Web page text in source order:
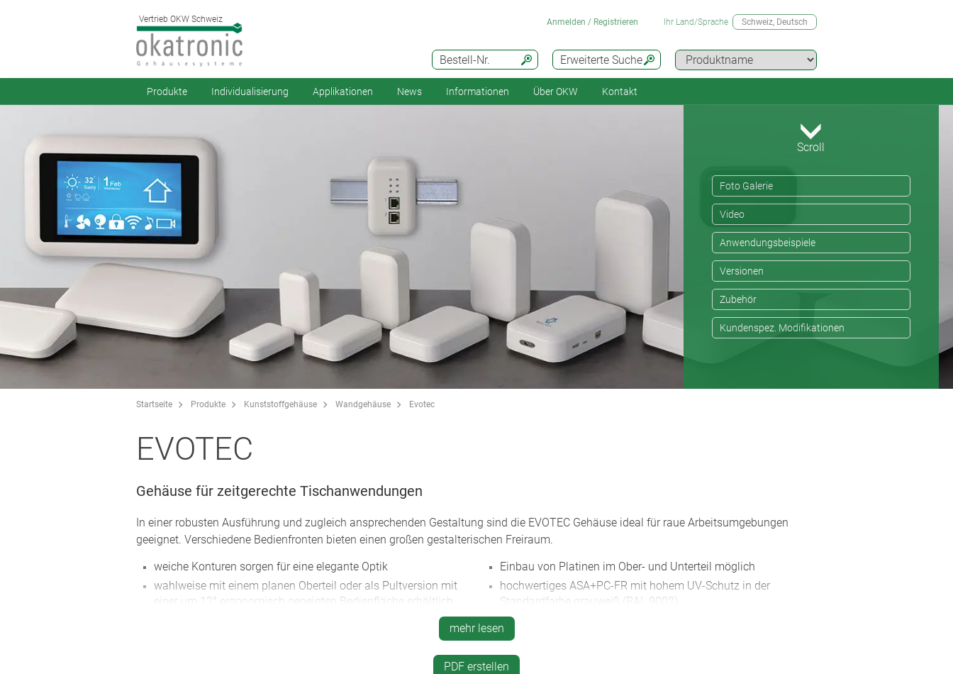
Vertrieb OKW Schweiz
Erweiterte Suche
Bestell-Nr.
Anmelden / Registrieren Ihr Land/Sprache Schweiz, Deutsch
Produkte Individualisierung Applikationen News Informationen Über OKW Kontakt
Scroll
Foto Galerie
Video
Anwendungsbeispiele
Versionen
Zubehör
Kundenspez. Modifikationen
Startseite Produkte Kunststoffgehäuse Wandgehäuse Evotec
EVOTEC
Gehäuse für zeitgerechte Tischanwendungen
In einer robusten Ausführung und zugleich ansprechenden Gestaltung sind die EVOTEC Gehäuse ideal für raue Arbeitsumgebungen
geeignet. Verschiedene Bedienfronten bieten einen großen gestalterischen Freiraum.
weiche Konturen sorgen für eine elegante Optik
wahlweise mit einem planen Oberteil oder als Pultversion mit
einer um 12° ergonomisch geneigten Bedienfläche erhältlich
größtmögliche Bedienfläche für Schalter, Tasten und Touch-
Pultversion ohne/mit vertieft liegender Bedienfläche zum
Einbau von Platinen im Ober- und Unterteil möglich
hochwertiges ASA+PC-FR mit hohem UV-Schutz in der
Standardfarbe grauweiß (RAL 9002)
hohes Maß an Stabilität
Dichtung für Schutzart IP 65 als Zubehör
Gummifüße sorgen für sicheren Stand auf dem Tisch
mehr lesen
PDF erstellen